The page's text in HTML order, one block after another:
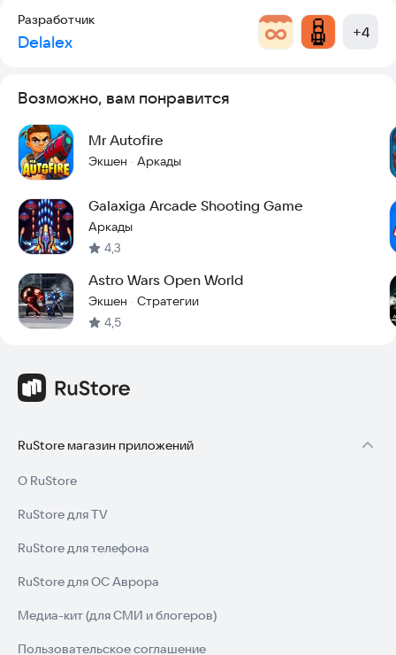
Разработчик
Delalex +4
Возможно, вам понравится
Mr Autofire
Экшен · Аркады
Galaxiga Arcade Shooting Game
Аркады
4,3
Astro Wars Open World
Экшен · Стратегии
4,5
RuStore магазин приложений
О RuStore
RuStore для TV
RuStore для телефона
RuStore для ОС Аврора
Медиа-кит (для СМИ и блогеров)
Пользовательское соглашение